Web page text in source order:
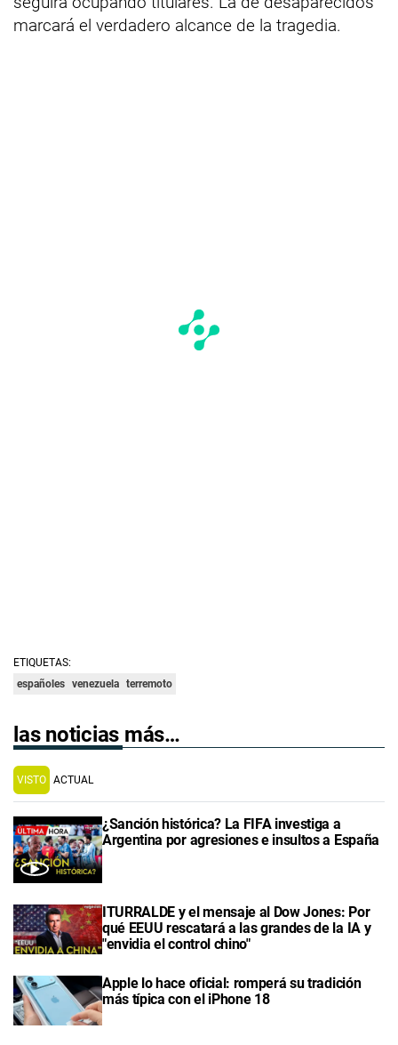
marcará el verdadero alcance de la tragedia.
ETIQUETAS:
españoles venezuela terremoto
las noticias más…
VISTO ACTUAL
¿Sanción histórica? La FIFA investiga a
Argentina por agresiones e insultos a España
ITURRALDE y el mensaje al Dow Jones: Por
qué EEUU rescatará a las grandes de la IA y
"envidia el control chino"
Apple lo hace oficial: romperá su tradición
más típica con el iPhone 18